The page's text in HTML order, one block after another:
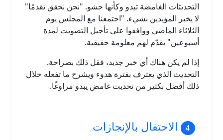
التحديثات الغامضة تبدو وكأنها حشو. "نحن نحقق تقدمًا"
لا يخبر المؤيدين بشيء. "اجتمعنا مع المجلس يوم
الثلاثاء الماضي ووافقوا على تأجيل التصويت لمدة
أسبوعين" يقدّم لهم معلومة حقيقية.
إذا لم يكن هناك أي خبر جديد، فقل ذلك بصراحة.
التحديث الذي يعترف بفترة هدوء ويشرح ما تفعله خلال
ذلك أفضل بكثير من تحديث غامض يبدو مراوغًا.
الاحتفال بالإنجازات